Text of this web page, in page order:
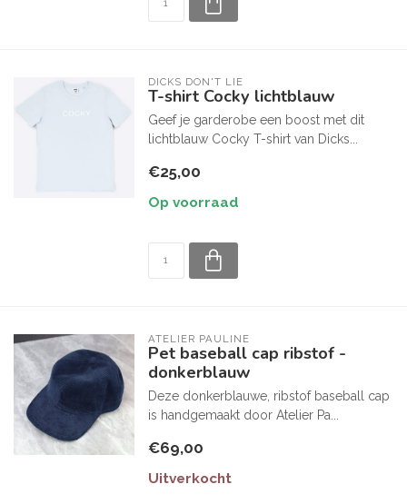
DICKS DON'T LIE
T-shirt Cocky lichtblauw
Geef je garderobe een boost met dit
lichtblauw Cocky T-shirt van Dicks...
€25,00
Op voorraad
ATELIER PAULINE
Pet baseball cap ribstof -
donkerblauw
Deze donkerblauwe, ribstof baseball cap
is handgemaakt door Atelier Pa...
€69,00
Uitverkocht